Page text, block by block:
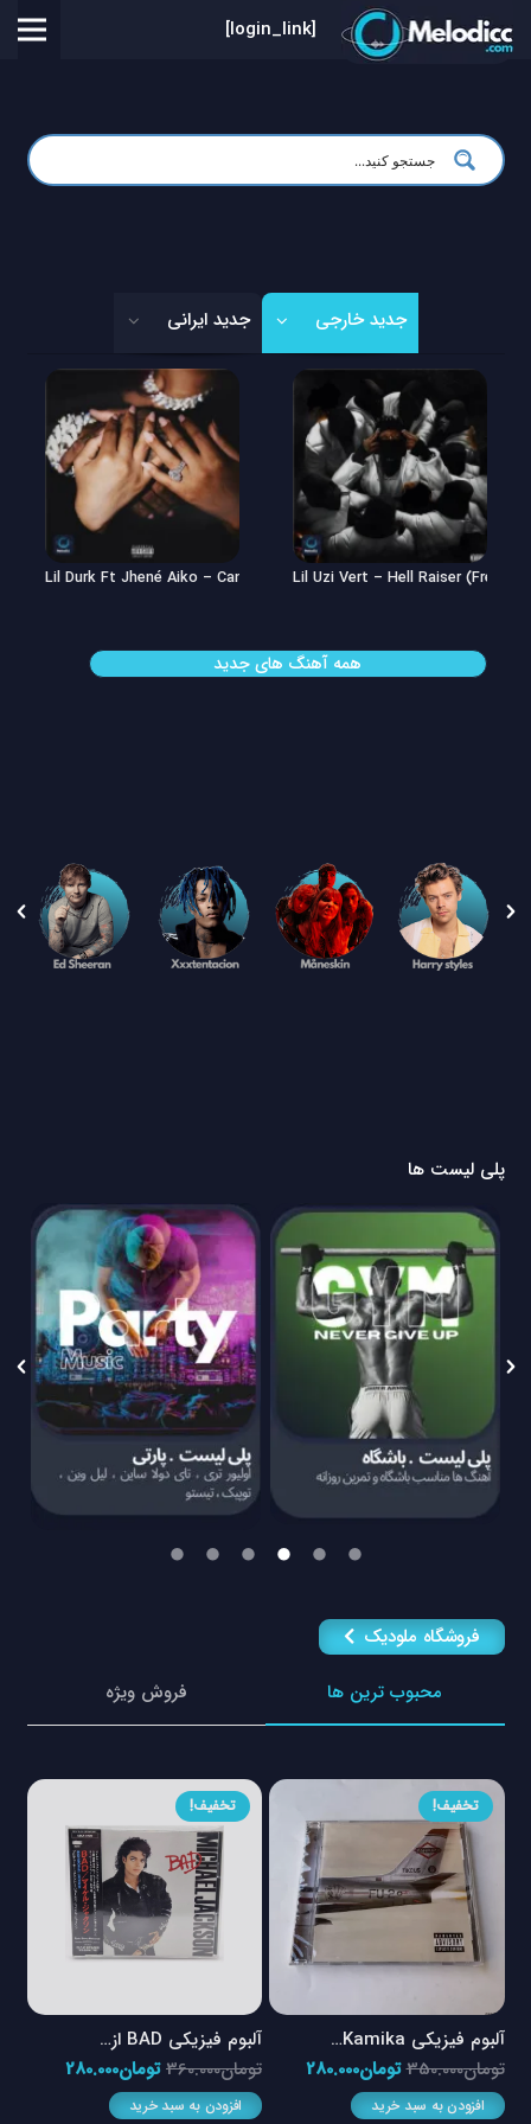
[login_link]
جدید خارجی جدید ایرانی
Lil Durk Ft Jhené Aiko – Can’t
Lil Uzi Vert – Double See
همه آهنگ های جدید
پلی لیست ها
فروشگاه ملودیک
محبوب ترین ها
فروش ویژه
تخفیف!
آلبوم فیزیکی Kamika…
تومان350.000قیمت
اصلی
تومان280.000قیمت
افزودن به سبد خرید
تخفیف!
آلبوم فیزیکی BAD از…
تومان360.000قیمت
اصلی
تومان280.000قیمت
افزودن به سبد خرید